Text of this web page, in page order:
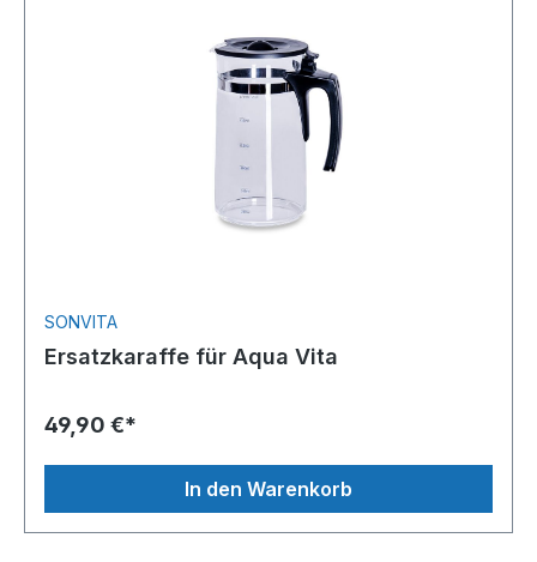
SONVITA
Ersatzkaraffe für Aqua Vita
49,90 €*
In den Warenkorb